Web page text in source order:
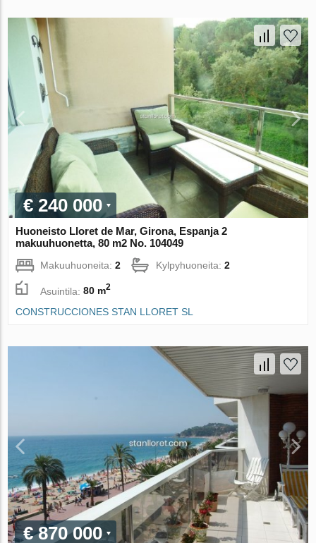
€ 240 000
Huoneisto Lloret de Mar, Girona, Espanja 2
makuuhuonetta, 80 m2 No. 104049
Makuuhuoneita:2 Kylpyhuoneita:2
Asuintila:80 m2
CONSTRUCCIONES STAN LLORET SL
€ 870 000